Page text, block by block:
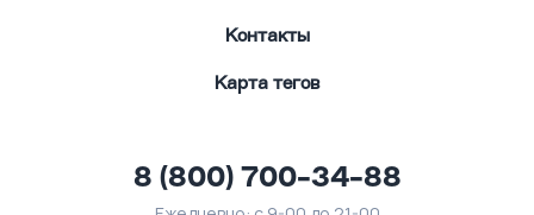
Контакты
Карта тегов
8 (800) 700-34-88